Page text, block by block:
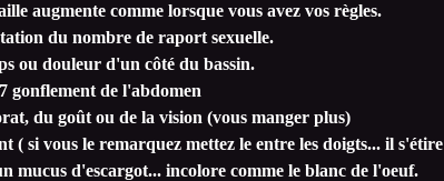
augmente comme lorsque vous avez vos règles.
du nombre de raport sexuelle.
ou douleur d'un côté du bassin.
gonflement de l'abdomen
du goût ou de la vision (vous manger plus)
( si vous le remarquez mettez le entre les doigts... il s'étire
mucus d'escargot... incolore comme le blanc de l'oeuf.